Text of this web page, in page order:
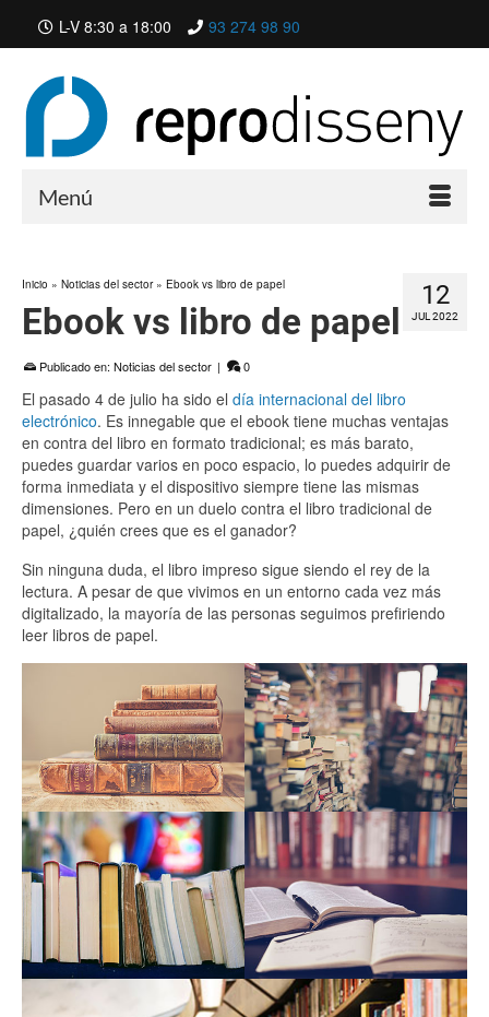
L-V 8:30 a 18:00 93 274 98 90
Menú
12
JUL 2022
Inicio » Noticias del sector » Ebook vs libro de papel
Ebook vs libro de papel
Publicado en: Noticias del sector | 0
El pasado 4 de julio ha sido el día internacional del libro
electrónico. Es innegable que el ebook tiene muchas ventajas
en contra del libro en formato tradicional; es más barato,
puedes guardar varios en poco espacio, lo puedes adquirir de
forma inmediata y el dispositivo siempre tiene las mismas
dimensiones. Pero en un duelo contra el libro tradicional de
papel, ¿quién crees que es el ganador?
Sin ninguna duda, el libro impreso sigue siendo el rey de la
lectura. A pesar de que vivimos en un entorno cada vez más
digitalizado, la mayoría de las personas seguimos prefiriendo
leer libros de papel.